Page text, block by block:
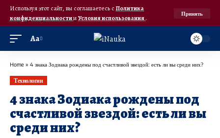
Используя этот сайт, вы соглашаетесь с Политика
конфиденциальностииУсловия использования.
Принять
Аа
Home » 4 знака Зодиака рождены под счастливой звездой: есть ли вы среди них?
Технологии
4 знака Зодиака рождены под
счастливой звездой: есть ли вы
среди них?